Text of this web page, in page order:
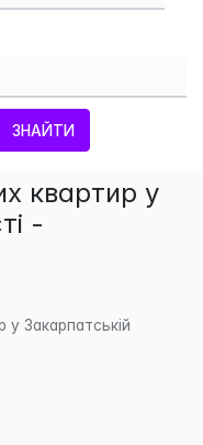
ЗНАЙТИ
квартир у
-
Закарпатській